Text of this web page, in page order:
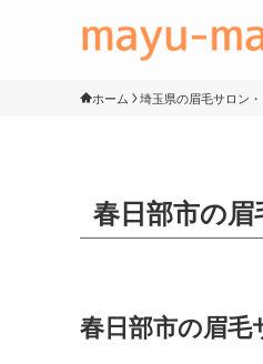
ホーム 埼玉県の眉毛サロン
春日部市の
春日部市の眉